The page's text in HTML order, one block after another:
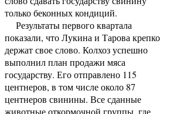
только беконных кондиций.
Результаты первого квартала
показали, что Лукина и Тарова крепко
держат свое слово. Колхоз успешно
выполнил план продажи мяса
государству. Его отправлено 115
центнеров, в том числе около 87
центнеров свинины. Все сданные
животные откормочной группы, где